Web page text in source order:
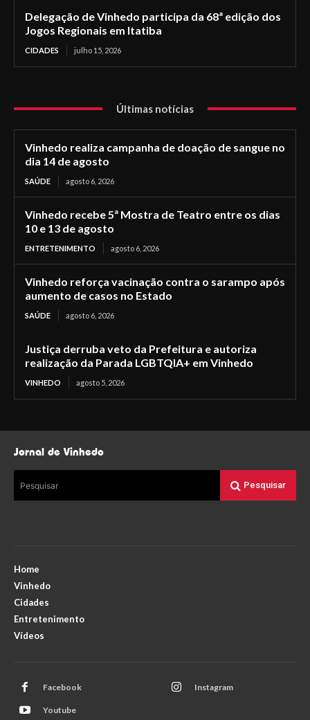
Delegação de Vinhedo participa da 68ª edição dos
Jogos Regionais em Itatiba
CIDADES julho 15, 2026
Últimas notícias
Vinhedo realiza campanha de doação de sangue no
dia 14 de agosto
SAÚDE agosto 6, 2026
Vinhedo recebe 5ª Mostra de Teatro entre os dias
10 e 13 de agosto
ENTRETENIMENTO agosto 6, 2026
Vinhedo reforça vacinação contra o sarampo após
aumento de casos no Estado
SAÚDE agosto 6, 2026
Justiça derruba veto da Prefeitura e autoriza
realização da Parada LGBTQIA+ em Vinhedo
VINHEDO agosto 5, 2026
Jornal de Vinhedo
Pesquisar Pesquisar
Home
Vinhedo
Cidades
Entretenimento
Vídeos
Facebook Instagram
Youtube